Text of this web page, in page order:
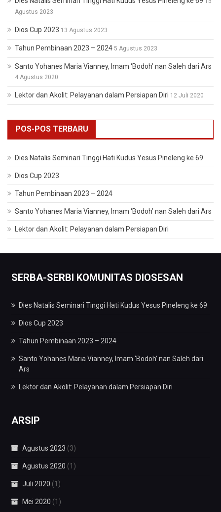
Agustus 2023
Dios Cup 2023 13 Agustus 2023
Tahun Pembinaan 2023 – 2024 5 Agustus 2023
Santo Yohanes Maria Vianney, Imam ‘Bodoh’ nan Saleh dari Ars
4 Agustus 2020
Lektor dan Akolit: Pelayanan dalam Persiapan Diri 12 Juli 2020
POS-POS TERBARU
Dies Natalis Seminari Tinggi Hati Kudus Yesus Pineleng ke 69
Dios Cup 2023
Tahun Pembinaan 2023 – 2024
Santo Yohanes Maria Vianney, Imam ‘Bodoh’ nan Saleh dari Ars
Lektor dan Akolit: Pelayanan dalam Persiapan Diri
SERBA-SERBI KOMUNITAS DIOSESAN
Dies Natalis Seminari Tinggi Hati Kudus Yesus Pineleng ke 69
Dios Cup 2023
Tahun Pembinaan 2023 – 2024
Santo Yohanes Maria Vianney, Imam ‘Bodoh’ nan Saleh dari
Ars
Lektor dan Akolit: Pelayanan dalam Persiapan Diri
ARSIP
Agustus 2023 (3)
Agustus 2020 (1)
Juli 2020 (1)
Mei 2020 (1)